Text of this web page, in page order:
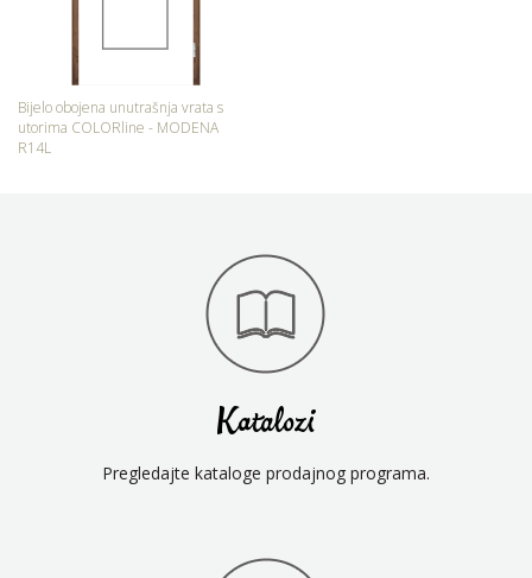
Bijelo obojena unutrašnja vrata s
utorima COLORline - MODENA
R14L
Katalozi
Pregledajte kataloge prodajnog programa.